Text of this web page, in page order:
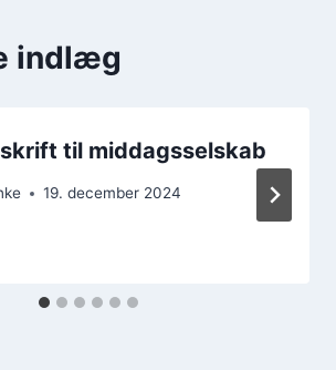
indlæg
til middagsselskab
19. december 2024